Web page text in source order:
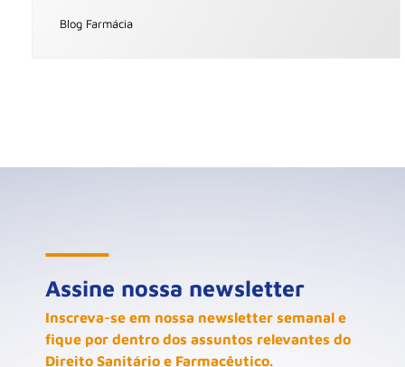
Blog Farmácia
Assine nossa newsletter
Inscreva-se em nossa newsletter semanal e
fique por dentro dos assuntos relevantes do
Direito Sanitário e Farmacêutico.